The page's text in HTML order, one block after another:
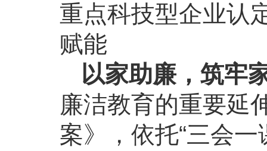
重点科技型企业认
赋能
以家助廉，筑牢
廉洁教育的重要延
案》，依托“三会